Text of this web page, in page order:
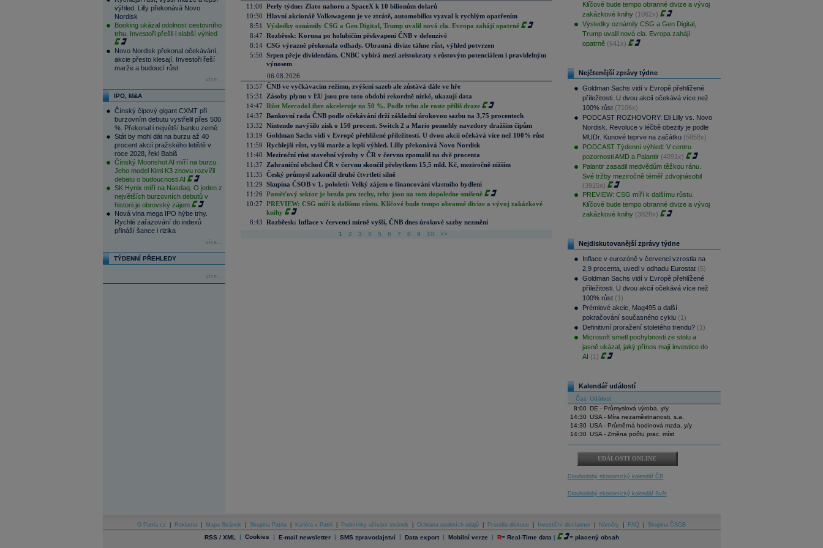
výhled. Lilly překonává Novo
Nordisk
Booking ukázal odolnost cestovního
trhu. Investoři přešli i slabší výhled
Novo Nordisk překonal očekávání,
akcie přesto klesají. Investoři řeší
marže a budoucí růst
více...
IPO, M&A
Čínský čipový gigant CXMT při
burzovním debutu vystřelil přes 500
%. Překonal i největší banku země
Stát by mohl dát na burzu až 40
procent akcií pražského letiště v
roce 2028, řekl Babiš
Čínský Moonshot AI míří na burzu.
Jeho model Kimi K3 znovu rozvířil
debatu o budoucnosti AI
SK Hynix míří na Nasdaq. O jeden z
největších burzovních debutů v
historii je obrovský zájem
Nová vlna mega IPO hýbe trhy.
Rychlé zařazování do indexů
přináší šance i rizika
více...
TÝDENNÍ PŘEHLEDY
více...
11:00 Perly týdne: Zlato nahoru a SpaceX k 10 bilionům dolarů
10:30 Hlavní akcionář Volkswagenu je ve ztrátě, automobilku vyzval k rychlým opatřením
8:51
Výsledky oznámily CSG a Gen Digital, Trump uvalil nová cla. Evropa zahájí opatrně
8:47 Rozbřesk: Koruna po holubičím překvapení ČNB v defenzivě
8:14 CSG výrazně překonala odhady. Obranná divize táhne růst, výhled potvrzen
5:50 Srpen přeje dividendám. CNBC vybírá mezi aristokraty s růstovým potenciálem i pravidelným
výnosem
06.08.2026
15:57 ČNB ve vyčkávacím režimu, zvýšení sazeb ale zůstává dále ve hře
15:31
Zásoby plynu v EU jsou pro toto období rekordně nízké, ukazují data
14:47 Růst MercadoLibre akceleruje na 50 %. Podle trhu ale roste příliš draze
14:37 Bankovní rada ČNB podle očekávání drží základní úrokovou sazbu na 3,75 procentech
13:32 Nintendo navýšilo zisk o 150 procent. Switch 2 a Mario pomohly navzdory dražším čipům
13:19 Goldman Sachs vidí v Evropě přehlížené příležitosti. U dvou akcií očekává více než 100% růst
11:59 Rychlejší růst, vyšší marže a lepší výhled. Lilly překonává Novo Nordisk
11:40 Meziroční růst stavební výroby v ČR v červnu zpomalil na dvě procenta
11:37
Zahraniční obchod ČR v červnu skončil přebytkem 15,5 mld. Kč, meziročně nižším
11:35 Český průmysl zakončil druhé čtvrtletí silně
11:29 Skupina ČSOB v 1. pololetí: Velký zájem o financování vlastního bydlení
11:26 Paměťový sektor je brzda pro techy, trhy jsou na tom dopoledne smíšeně
10:27 PREVIEW: CSG míří k dalšímu růstu. Klíčové bude tempo obranné divize a vývoj zakázkové
knihy
8:43 Rozbřesk: Inflace v červenci mírně vyšší, ČNB dnes úrokové sazby nezmění
1 2 3 4 5 6 7 8 9 10 >>
Klíčové bude tempo obranné divize a vývoj
zakázkové knihy (1062x)
Výsledky oznámily CSG a Gen Digital,
Trump uvalil nová cla. Evropa zahájí
opatrně (641x)
Nejčtenější zprávy týdne
Goldman Sachs vidí v Evropě přehlížené
příležitosti. U dvou akcií očekává více než
100% růst (7106x)
PODCAST ROZHOVORY: Eli Lilly vs. Novo
Nordisk. Revoluce v léčbě obezity je podle
MUDr. Kunové teprve na začátku (5858x)
PODCAST Týdenní výhled: V centru
pozornosti AMD a Palantir (4091x)
Palantir zasadil medvědům těžkou ránu.
Své tržby meziročně téměř zdvojnásobil
(3915x)
PREVIEW: CSG míří k dalšímu růstu.
Klíčové bude tempo obranné divize a vývoj
zakázkové knihy (3828x)
Nejdiskutovanější zprávy týdne
Inflace v eurozóně v červenci vzrostla na
2,9 procenta, uvedl v odhadu Eurostat (5)
Goldman Sachs vidí v Evropě přehlížené
příležitosti. U dvou akcií očekává více než
100% růst (1)
Prémiové akcie, Mag495 a další
pokračování současného cyklu (1)
Definitivní proražení stoletého trendu? (1)
Microsoft smetl pochybnosti ze stolu a
jasně ukázal, jaký přínos mají investice do
AI (1)
Kalendář událostí
Čas Událost
8:00
DE - Průmyslová výroba, y/y
14:30 USA - Míra nezaměstnanosti, s.a.
14:30 USA - Průměrná hodinová mzda, y/y
14:30 USA - Změna počtu prac. míst
UDÁLOSTI ONLINE
Dlouhodobý ekonomický kalendář ČR
Dlouhodobý ekonomický kalendář Svět
O Patria.cz Reklama Mapa Stránek Skupina Patria Kariéra v Patrii Podmínky užívání stránek Ochrana osobních údajů Pravidla diskuse Investiční disclaimer Náměty FAQ Skupina ČSOB
RSS / XML | Cookies | E-mail newsletter | SMS zpravodajství | Data export | Mobilní verze | R= Real-Time data | = placený obsah